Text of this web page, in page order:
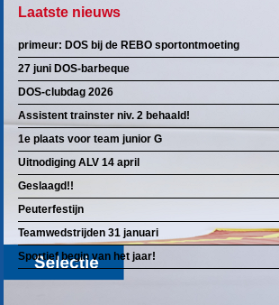
Laatste nieuws
primeur: DOS bij de REBO sportontmoeting
27 juni DOS-barbeque
DOS-clubdag 2026
Assistent trainster niv. 2 behaald!
1e plaats voor team junior G
Uitnodiging ALV 14 april
Geslaagd!!
Peuterfestijn
Teamwedstrijden 31 januari
Sportief begin van het jaar!